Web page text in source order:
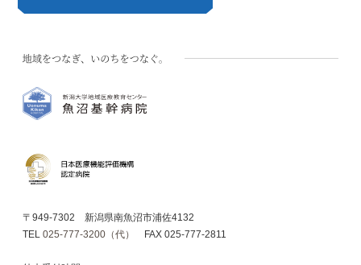
〒949-7302 新潟県南魚沼市浦佐4132
TEL 025-777-3200（代） FAX 025-777-2811